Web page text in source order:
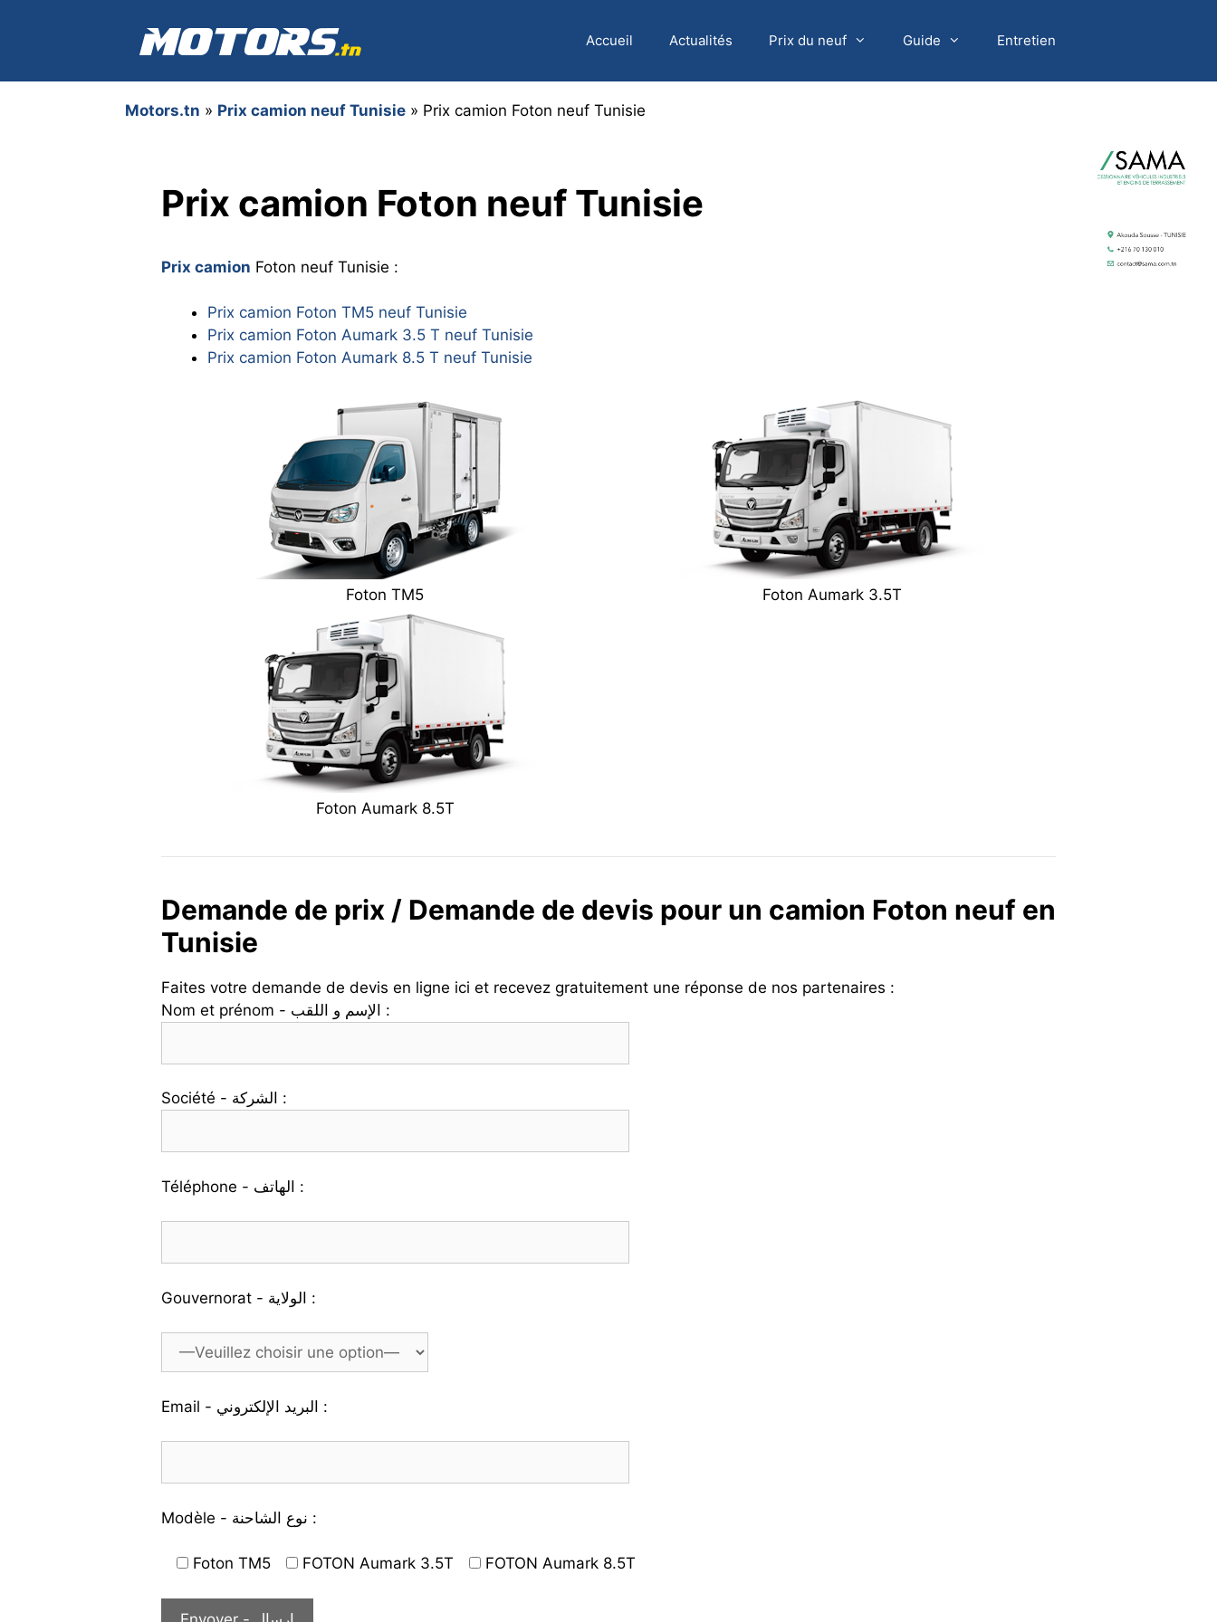
Accueil Actualités Prix du neuf Guide Entretien
Motors.tn » Prix camion neuf Tunisie » Prix camion Foton neuf Tunisie
Prix camion Foton neuf Tunisie
Prix camion Foton neuf Tunisie :
Prix camion Foton TM5 neuf Tunisie
Prix camion Foton Aumark 3.5 T neuf Tunisie
Prix camion Foton Aumark 8.5 T neuf Tunisie
Foton TM5 Foton Aumark 3.5T
Foton Aumark 8.5T
Demande de prix / Demande de devis pour un camion Foton neuf en
Tunisie
Faites votre demande de devis en ligne ici et recevez gratuitement une réponse de nos partenaires :
Nom et prénom - الإسم و اللقب :
Société - الشركة :
Téléphone - الهاتف :
Gouvernorat - الولاية :
Email - البريد الإلكتروني :
Modèle - نوع الشاحنة :
Foton TM5 FOTON Aumark 3.5T FOTON Aumark 8.5T